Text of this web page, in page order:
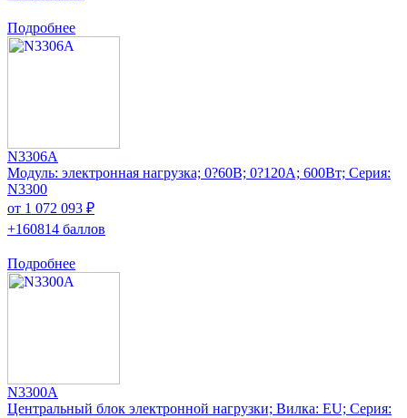
Подробнее
N3306A
Модуль: электронная нагрузка; 0?60В; 0?120А; 600Вт; Серия:
N3300
от 1 072 093 ₽
+160814 баллов
Подробнее
N3300A
Центральный блок электронной нагрузки; Вилка: EU; Серия: